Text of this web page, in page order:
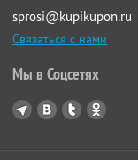
sprosi@kupikupon.ru
Связаться с нами
Мы в Соцсетях